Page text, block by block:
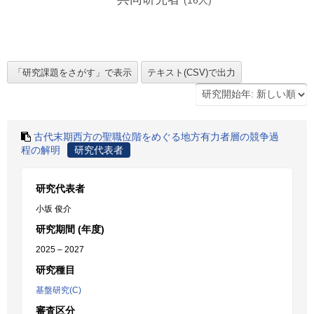
古代末期西方の聖職位階をめぐる地方有力者層の競争過
程の解明
研究代表者
研究代表者
小坂 俊介
研究期間 (年度)
2025 – 2027
研究種目
基盤研究(C)
審査区分